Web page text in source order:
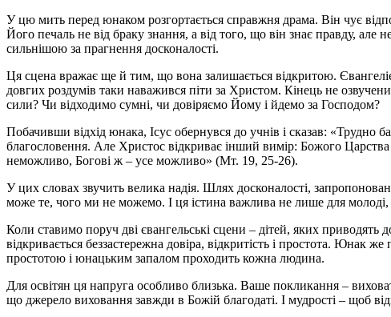
У цю мить перед юнаком розгортається справжня драма. Він чує
Його печаль не від браку знання, а від того, що він знає правду, але
сильнішою за прагнення досконалості.
Ця сцена вражає ще й тим, що вона залишається відкритою.
довгих роздумів таки наважився піти за Христом. Кінець не
сили? Чи відходимо сумні, чи довіряємо Йому і йдемо за Господом?
Побачивши відхід юнака, Ісус обернувся до учнів і сказав:
благословення. Але Христос відкриває інший вимір: Божого
неможливо, Богові ж – усе можливо» (Мт. 19, 25-26).
У цих словах звучить велика надія. Шлях досконалості,
може те, чого ми не можемо. І ця істина важлива не лише для молоді,
Коли ставимо поруч дві євангельські сцени – дітей, яких
відкривається беззастережна довіра, відкритість і простота. Юнак
простотою і юнацьким запалом проходить кожна людина.
Для освітян ця напруга особливо близька. Ваше покликання –
що джерело виховання завжди в Божій благодаті. І мудрості – щоб